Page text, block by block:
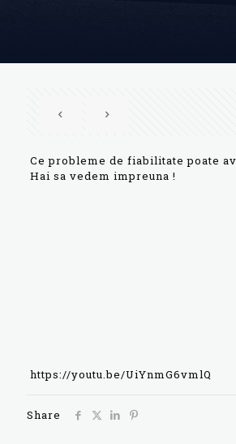
Ce probleme de fiabilitate poate
Hai sa vedem impreuna !
https://youtu.be/UiYnmG6vmlQ
Share